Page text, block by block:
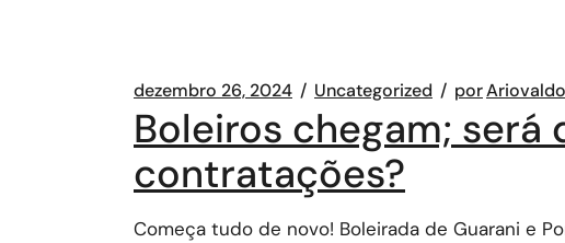
dezembro 26, 2024 Uncategorized por
Boleiros chegam; será
contratações?
Começa tudo de novo! Boleirada de Guarani e